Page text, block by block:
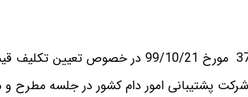
با توجه به درخواست شماره 370/17008 مورخ 99/
پشتیبانی امور دام کشور در جلسه مطرح و